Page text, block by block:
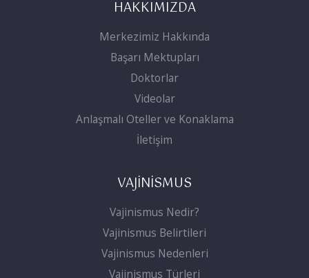
HAKKIMIZDA
Merkezimiz Hakkında
Başarı Mektupları
Doktorlar
Videolar
Anlaşmalı Oteller ve Konaklama
İletişim
VAJİNİSMUS
Vajinismus Nedir?
Vajinismus Belirtileri
Vajinismus Nedenleri
Vajinismus Türleri